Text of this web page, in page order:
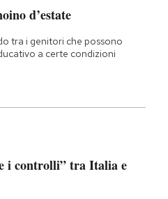
d’estate
tra i genitori che possono
a certe condizioni
i controlli” tra Italia e